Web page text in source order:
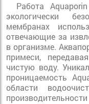
Работа
экологически
мембранах
отвечающие за
в организме.
примеси,
чистую воду.
проницаемость
области